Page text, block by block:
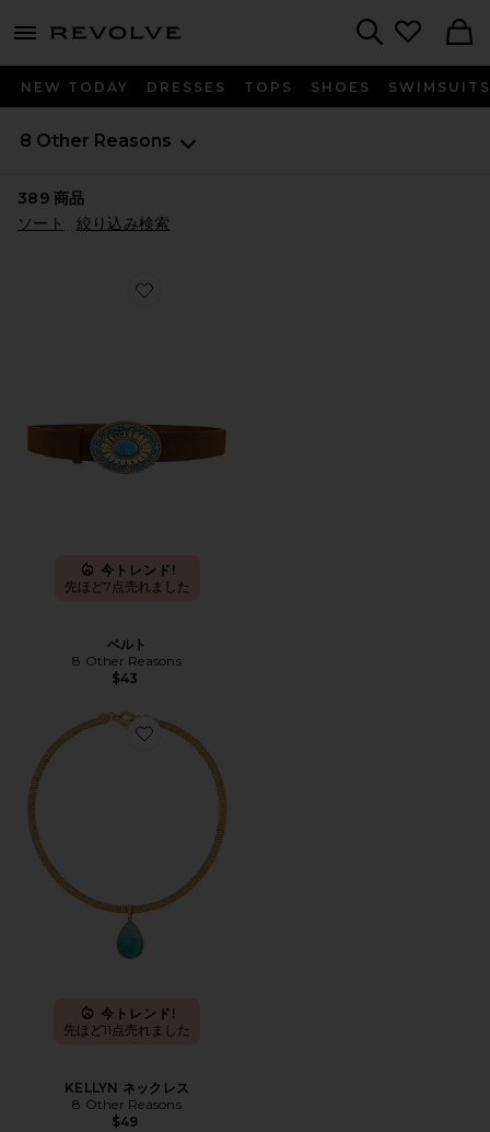
menu - shows more content
NEW TODAY DRESSES TOPS SHOES SWIMSUITS
8 Other Reasons
389商品
ソート
絞り込み検索
Favorite ベルト
今トレンド!
先ほど7点売れました
ベルト
8 Other Reasons
$43
Favorite KELLYN ネックレス
今トレンド!
先ほど11点売れました
KELLYN ネックレス
8 Other Reasons
$49